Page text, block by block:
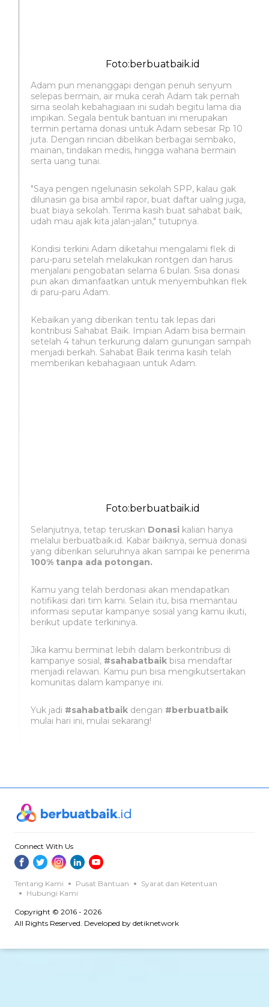
Foto:berbuatbaik.id
Adam pun menanggapi dengan penuh senyum
selepas bermain, air muka cerah Adam tak pernah
sirna seolah kebahagiaan ini sudah begitu lama dia
impikan. Segala bentuk bantuan ini merupakan
termin pertama donasi untuk Adam sebesar Rp 10
juta. Dengan rincian dibelikan berbagai sembako,
mainan, tindakan medis, hingga wahana bermain
serta uang tunai.
"Saya pengen ngelunasin sekolah SPP, kalau gak
dilunasin ga bisa ambil rapor, buat daftar ualng juga,
buat biaya sekolah. Terima kasih buat sahabat baik,
udah mau ajak kita jalan-jalan," tutupnya.
Kondisi terkini Adam diketahui mengalami flek di
paru-paru setelah melakukan rontgen dan harus
menjalani pengobatan selama 6 bulan. Sisa donasi
pun akan dimanfaatkan untuk menyembuhkan flek
di paru-paru Adam.
Kebaikan yang diberikan tentu tak lepas dari
kontribusi Sahabat Baik. Impian Adam bisa bermain
setelah 4 tahun terkurung dalam gunungan sampah
menjadi berkah. Sahabat Baik terima kasih telah
memberikan kebahagiaan untuk Adam.
Foto:berbuatbaik.id
Selanjutnya, tetap teruskan Donasi kalian hanya
melalui berbuatbaik.id. Kabar baiknya, semua donasi
yang diberikan seluruhnya akan sampai ke penerima
100% tanpa ada potongan.
Kamu yang telah berdonasi akan mendapatkan
notifikasi dari tim kami. Selain itu, bisa memantau
informasi seputar kampanye sosial yang kamu ikuti,
berikut update terkininya.
Jika kamu berminat lebih dalam berkontribusi di
kampanye sosial, #sahabatbaik bisa mendaftar
menjadi relawan. Kamu pun bisa mengikutsertakan
komunitas dalam kampanye ini.
Yuk jadi #sahabatbaik dengan #berbuatbaik
mulai hari ini, mulai sekarang!
Connect With Us
Tentang Kami Pusat Bantuan
Syarat dan Ketentuan
Hubungi Kami
Copyright © 2016 - 2026
All Rights Reserved. Developed by detiknetwork